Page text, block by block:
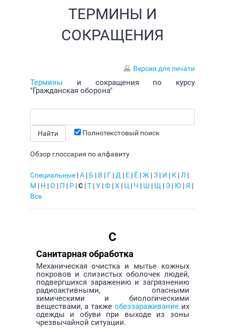
ТЕРМИНЫ И
СОКРАЩЕНИЯ
Версия для печати
Термины и сокращения по курсу
"Гражданская оборона"
Полнотекстовый поиск
Обзор глоссария по алфавиту
Специальные |А | Б | В | Г |Д | Е | Ё |Ж |З | И | К |Л |
М | Н |О | П | Р |С |Т |У |Ф |Х | Ц | Ч | Ш | Щ | Э | Ю |Я |
Все
С
Санитарная обработка
Механическая очистка и мытье кожных
покровов и слизистых оболочек людей,
подвергшихся заражению и загрязнению
радиоактивными, опасными
химическими и биологическими
веществами, а также обеззараживаниеих
одежды и обуви при выходе из зоны
чрезвычайной ситуации.